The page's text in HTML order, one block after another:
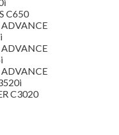
C650
C3020